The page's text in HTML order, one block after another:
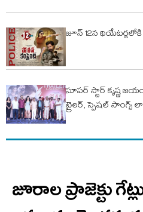
జూన్ 12న థియేటర్లలోకి
సూపర్ స్టార్ కృష్ణ
ట్రైలర్, స్పెషల్ సాంగ్స్
జూరాల ప్రాజెక్టు